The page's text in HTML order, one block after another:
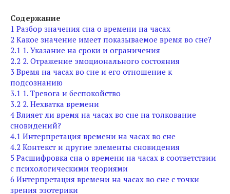
Содержание
1 Разбор значения сна о времени на часах
2 Какое значение имеет показываемое время во сне?
2.1 1. Указание на сроки и ограничения
2.2 2. Отражение эмоционального состояния
3 Время на часах во сне и его отношение к
подсознанию
3.1 1. Тревога и беспокойство
3.2 2. Нехватка времени
4 Влияет ли время на часах во сне на толкование
сновидений?
4.1 Интерпретация времени на часах во сне
4.2 Контекст и другие элементы сновидения
5 Расшифровка сна о времени на часах в соответствии
с психологическими теориями
6 Интерпретация времени на часах во сне с точки
зрения эзотерики